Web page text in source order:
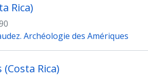
Rica)
Archéologie des Amériques
Rica)